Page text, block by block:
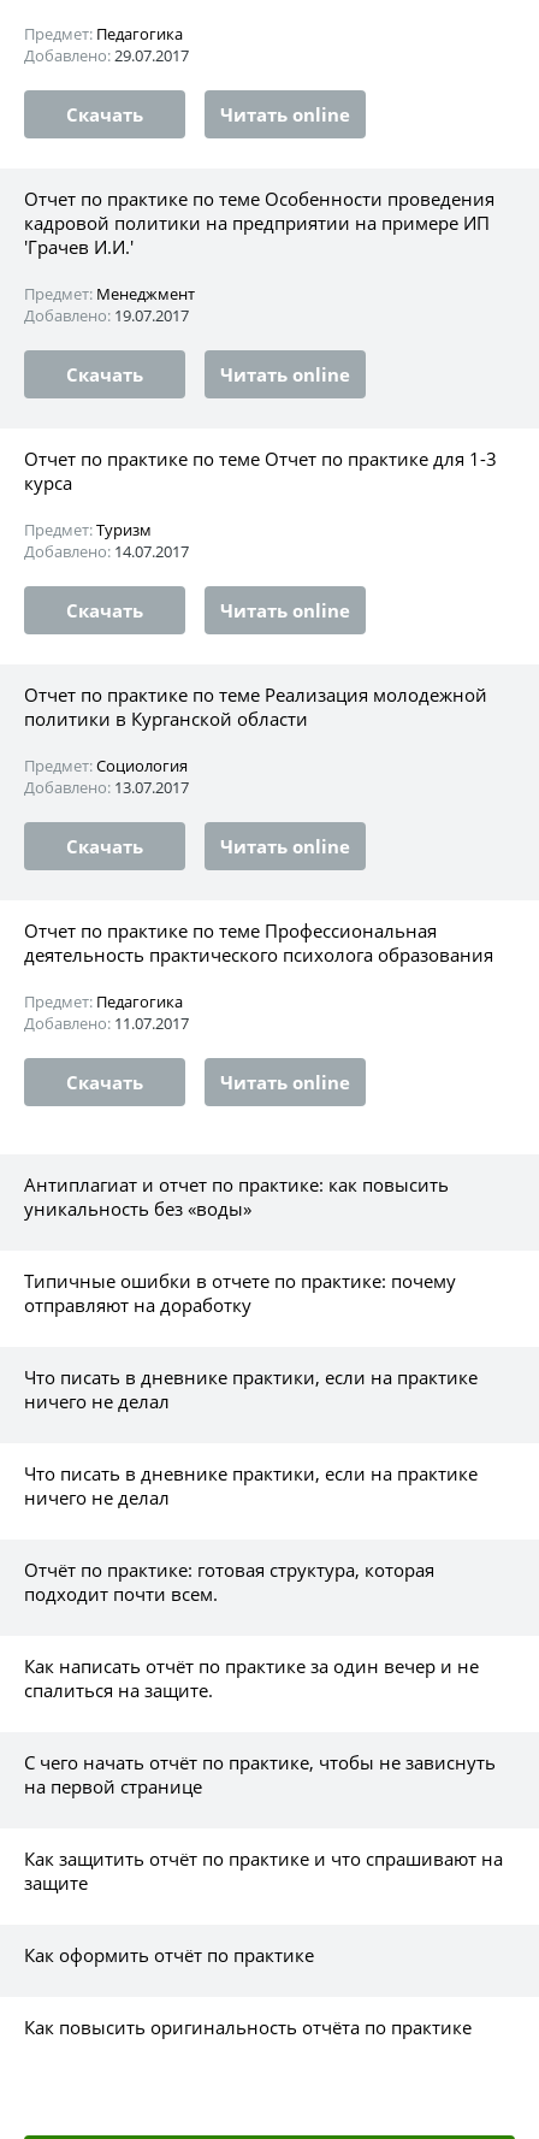
Предмет: Педагогика
Добавлено:29.07.2017
Скачать Читать online
Отчет по практике по теме Особенности проведения
кадровой политики на предприятии на примере ИП
'Грачев И.И.'
Предмет: Менеджмент
Добавлено: 19.07.2017
Скачать Читать online
Отчет по практике по теме Отчет по практике для 1-3
курса
Предмет:Туризм
Добавлено: 14.07.2017
Скачать Читать online
Отчет по практике по теме Реализация молодежной
политики в Курганской области
Предмет:Социология
Добавлено: 13.07.2017
Скачать Читать online
Отчет по практике по теме Профессиональная
деятельность практического психолога образования
Предмет: Педагогика
Добавлено: 11.07.2017
Скачать Читать online
Антиплагиат и отчет по практике: как повысить
уникальность без «воды»
Типичные ошибки в отчете по практике: почему
отправляют на доработку
Что писать в дневнике практики, если на практике
ничего не делал
Что писать в дневнике практики, если на практике
ничего не делал
Отчёт по практике: готовая структура, которая
подходит почти всем.
Как написать отчёт по практике за один вечер и не
спалиться на защите.
С чего начать отчёт по практике, чтобы не зависнуть
на первой странице
Как защитить отчёт по практике и что спрашивают на
защите
Как оформить отчёт по практике
Как повысить оригинальность отчёта по практике